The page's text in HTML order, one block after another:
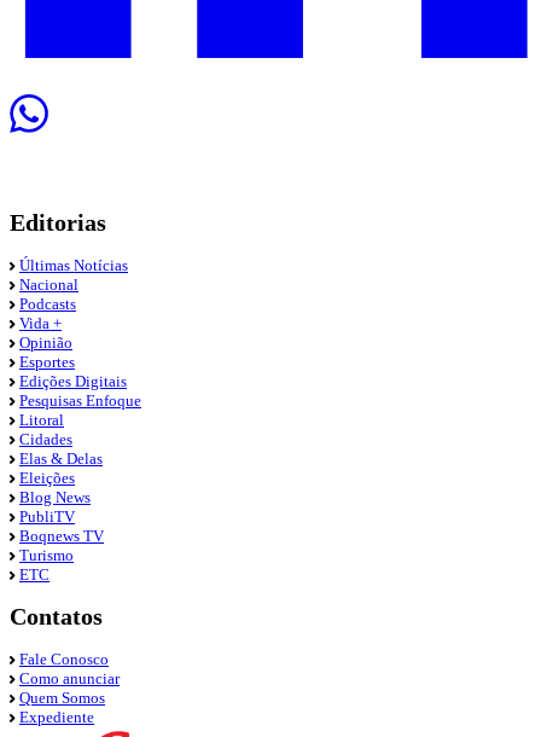
Editorias
Últimas Notícias
Nacional
Podcasts
Vida +
Opinião
Esportes
Edições Digitais
Pesquisas Enfoque
Litoral
Cidades
Elas & Delas
Eleições
Blog News
PubliTV
Boqnews TV
Turismo
ETC
Contatos
Fale Conosco
Como anunciar
Quem Somos
Expediente